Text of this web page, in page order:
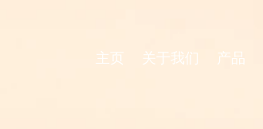
主页 关于我们 产品